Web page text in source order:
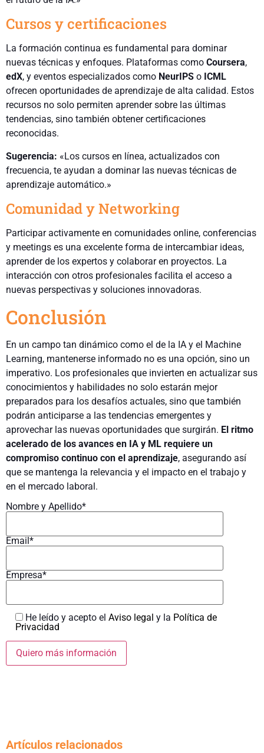
Cursos y certificaciones
La formación continua es fundamental para dominar
nuevas técnicas y enfoques. Plataformas como Coursera,
edX, y eventos especializados como NeurIPS o ICML
ofrecen oportunidades de aprendizaje de alta calidad. Estos
recursos no solo permiten aprender sobre las últimas
tendencias, sino también obtener certificaciones
reconocidas.
Sugerencia: «Los cursos en línea, actualizados con
frecuencia, te ayudan a dominar las nuevas técnicas de
aprendizaje automático.»
Comunidad y Networking
Participar activamente en comunidades online, conferencias
y meetings es una excelente forma de intercambiar ideas,
aprender de los expertos y colaborar en proyectos. La
interacción con otros profesionales facilita el acceso a
nuevas perspectivas y soluciones innovadoras.
Conclusión
En un campo tan dinámico como el de la IA y el Machine
Learning, mantenerse informado no es una opción, sino un
imperativo. Los profesionales que invierten en actualizar sus
conocimientos y habilidades no solo estarán mejor
preparados para los desafíos actuales, sino que también
podrán anticiparse a las tendencias emergentes y
aprovechar las nuevas oportunidades que surgirán. El ritmo
acelerado de los avances en IA y ML requiere un
compromiso continuo con el aprendizaje, asegurando así
que se mantenga la relevancia y el impacto en el trabajo y
en el mercado laboral.
Nombre y Apellido*
Email*
Empresa*
He leído y acepto el Aviso legal y la Política de
Privacidad
Artículos relacionados